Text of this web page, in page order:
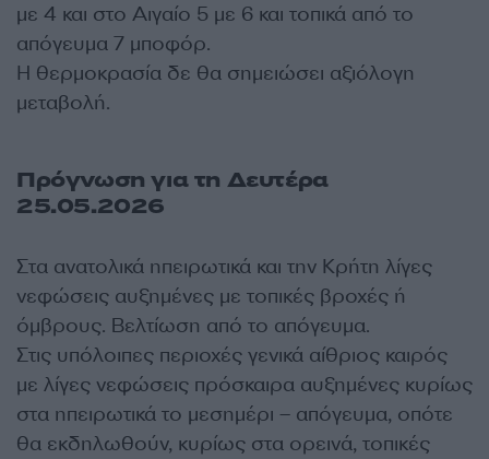
με 4 και στο Αιγαίο 5 με 6 και τοπικά από το
απόγευμα 7 μποφόρ.
Η θερμοκρασία δε θα σημειώσει αξιόλογη
μεταβολή.
Πρόγνωση για τη Δευτέρα
25.05.2026
Στα ανατολικά ηπειρωτικά και την Κρήτη λίγες
νεφώσεις αυξημένες με τοπικές βροχές ή
όμβρους. Βελτίωση από το απόγευμα.
Στις υπόλοιπες περιοχές γενικά αίθριος καιρός
με λίγες νεφώσεις πρόσκαιρα αυξημένες κυρίως
στα ηπειρωτικά το μεσημέρι – απόγευμα, οπότε
θα εκδηλωθούν, κυρίως στα ορεινά, τοπικές